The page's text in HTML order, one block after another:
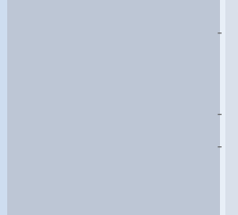
-
-
-